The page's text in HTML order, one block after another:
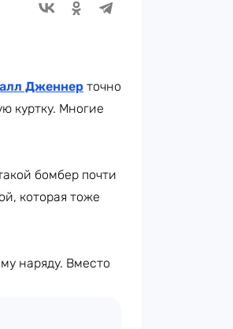
Дженнер точно
куртку. Многие
бомбер почти
которая тоже
наряду. Вместо